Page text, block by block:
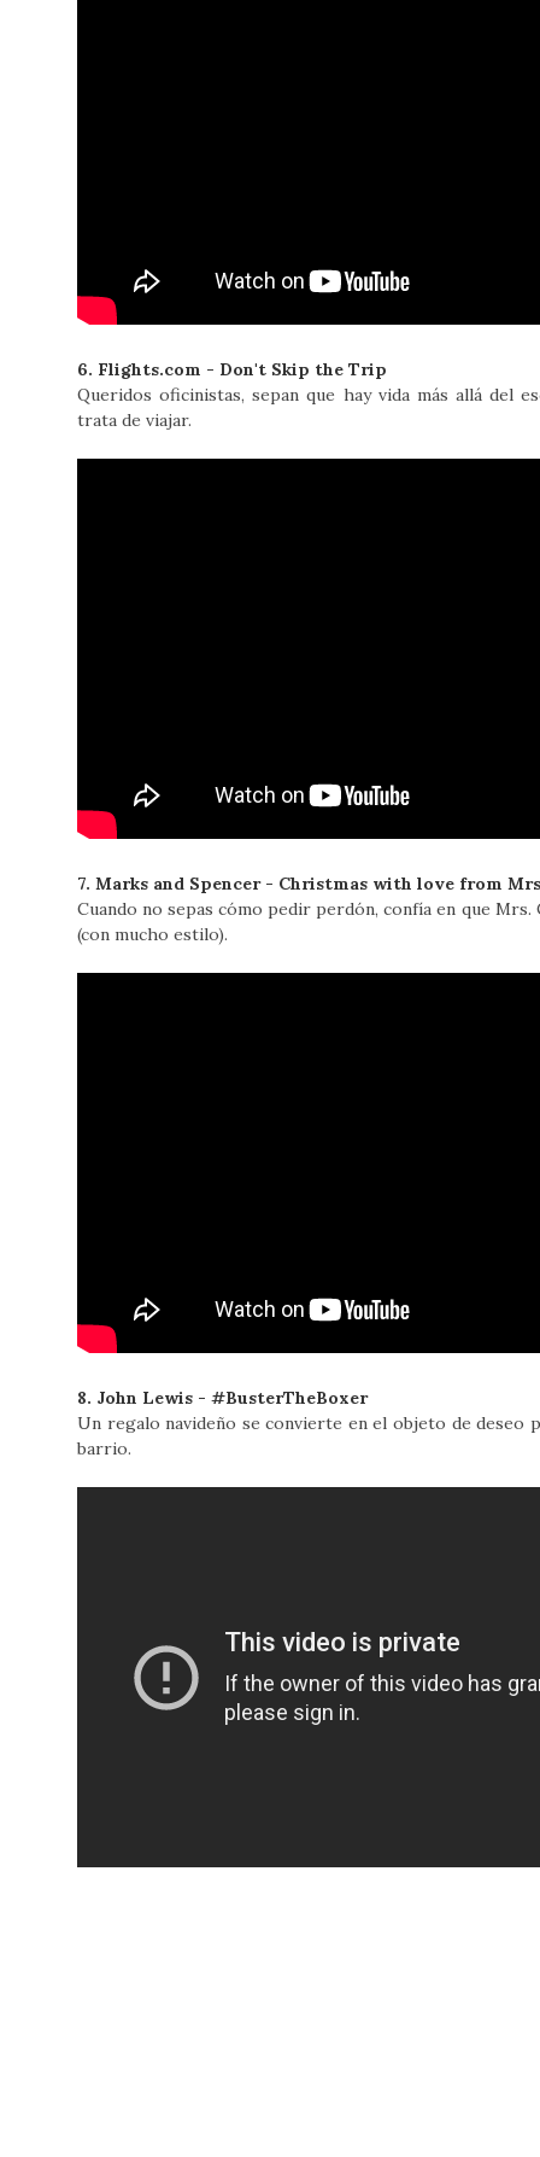
6. Flights.com - Don't Skip the Trip
Queridos oficinistas, sepan que hay vida más allá del
trata de viajar.
7. Marks and Spencer - Christmas with love from
Cuando no sepas cómo pedir perdón, confía en que Mrs.
(con mucho estilo).
8. John Lewis - #BusterTheBoxer
Un regalo navideño se convierte en el objeto de deseo
barrio.